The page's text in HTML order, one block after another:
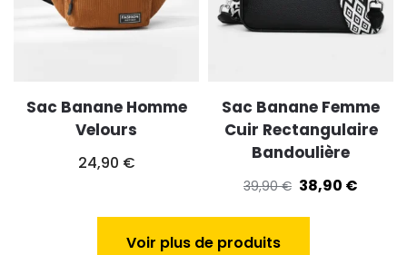
Sac Banane Homme
Velours
24,90 €
Sac Banane Femme
Cuir Rectangulaire
Bandoulière
39,90€ 38,90 €
Voir plus de produits